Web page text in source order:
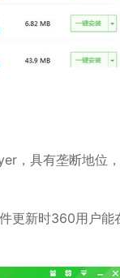
，具有垄断地位
新时360用户能